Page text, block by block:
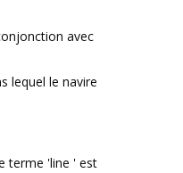
avec
lequel le navire
terme 'line ' est